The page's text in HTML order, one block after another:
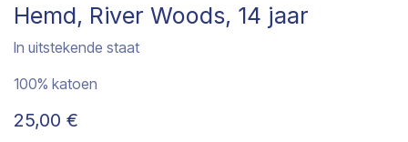
Hemd, River Woods, 14 jaar
In uitstekende staat
100% katoen
25,00 €